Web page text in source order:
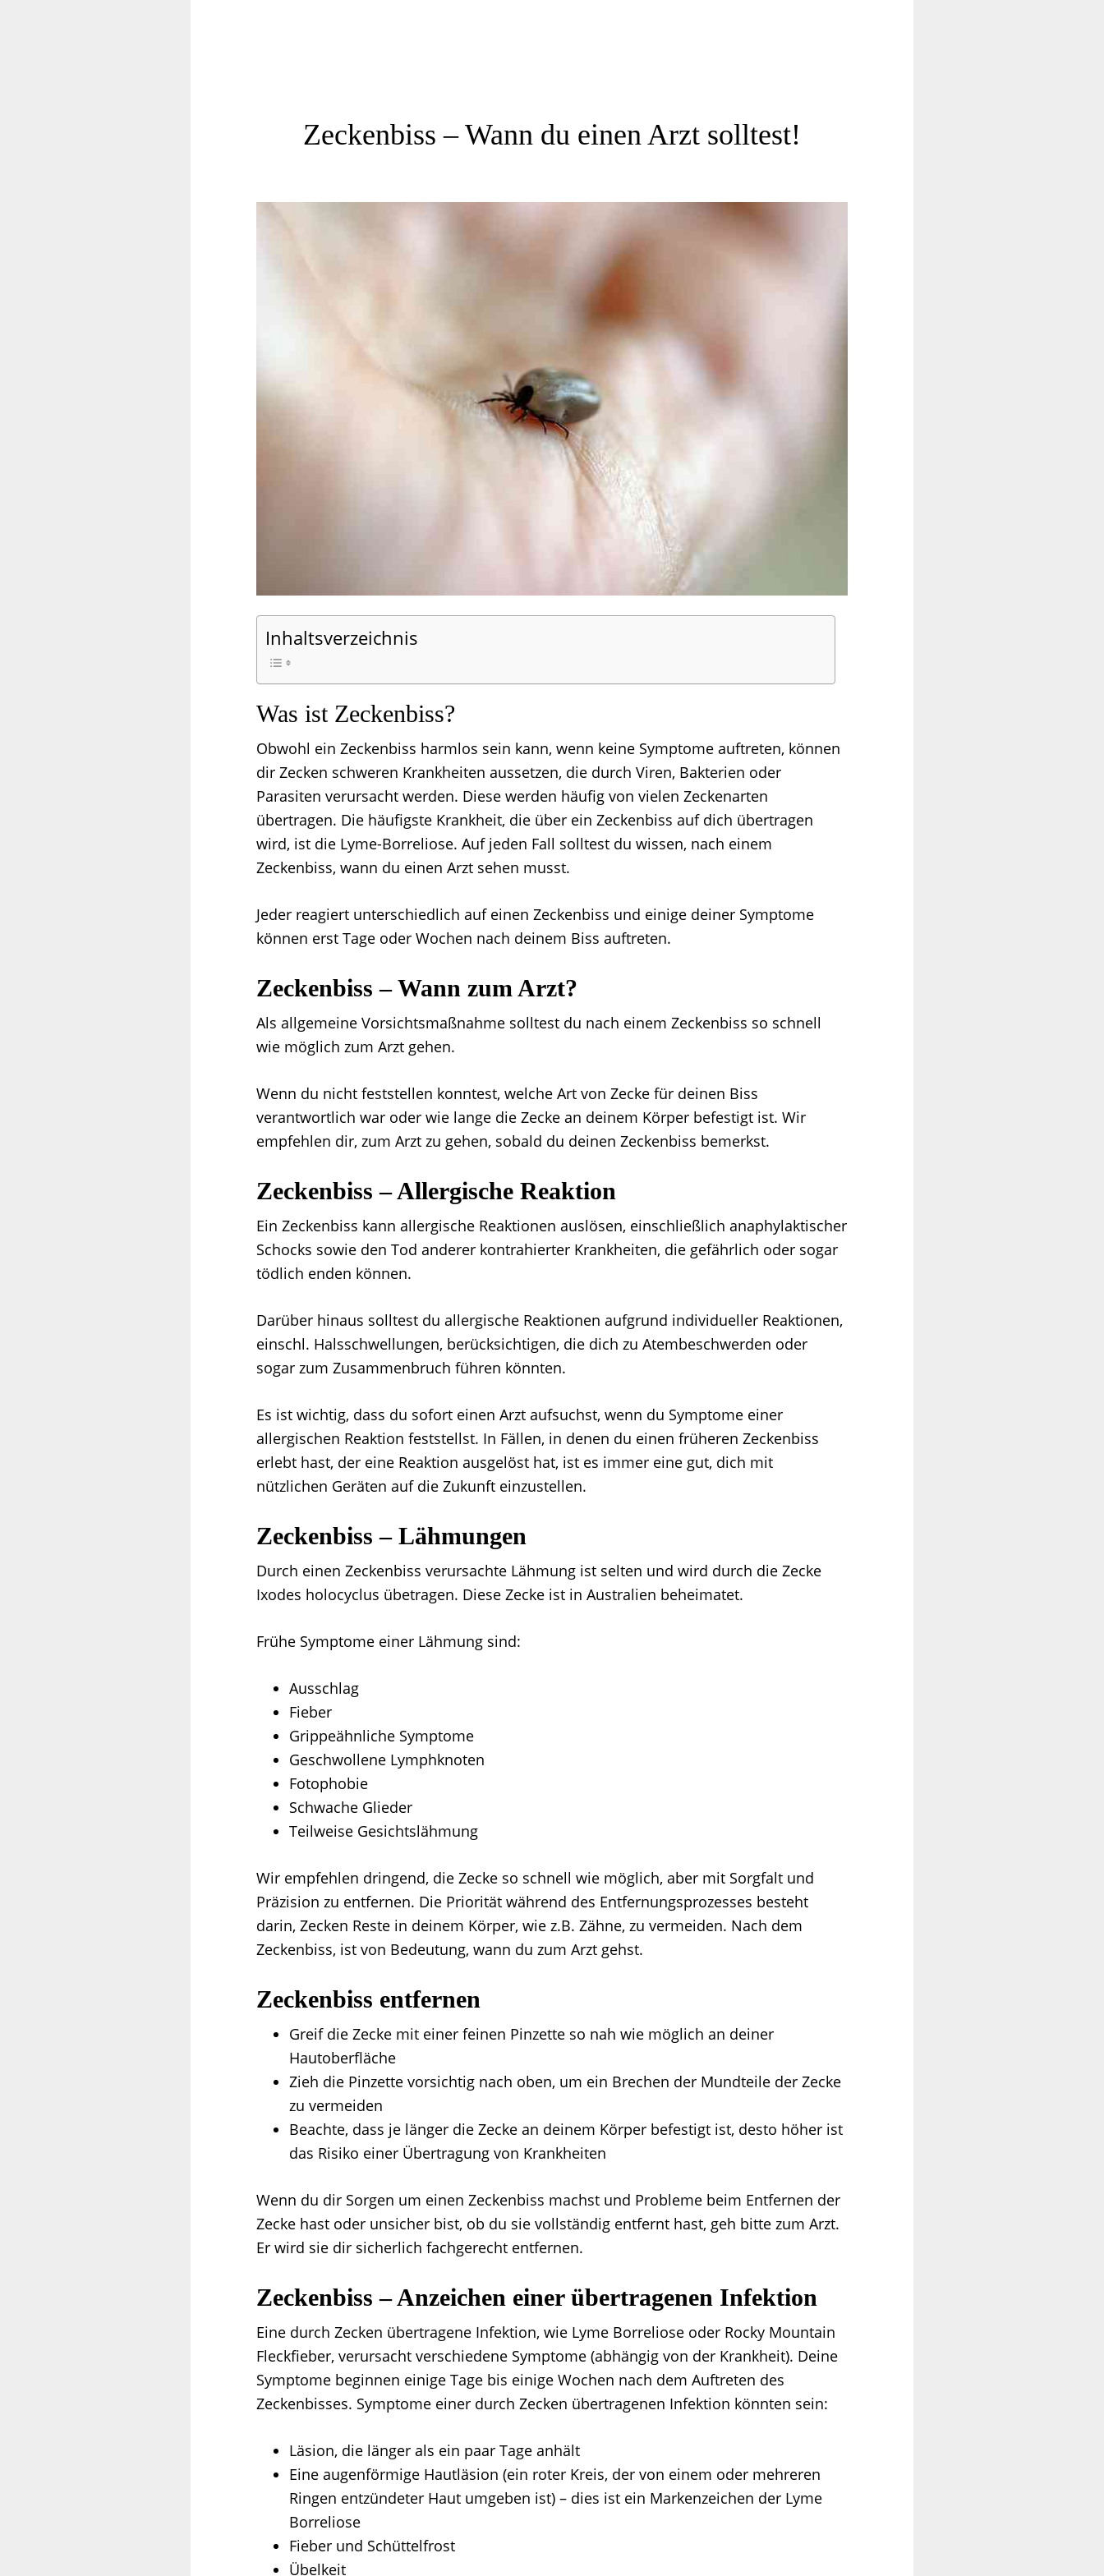
Zeckenbiss – Wann du einen Arzt solltest!
Inhaltsverzeichnis
Was ist Zeckenbiss?
Obwohl ein Zeckenbiss harmlos sein kann, wenn keine Symptome auftreten, können
dir Zecken schweren Krankheiten aussetzen, die durch Viren, Bakterien oder
Parasiten verursacht werden. Diese werden häufig von vielen Zeckenarten
übertragen. Die häufigste Krankheit, die über ein Zeckenbiss auf dich übertragen
wird, ist die Lyme-Borreliose. Auf jeden Fall solltest du wissen, nach einem
Zeckenbiss, wann du einen Arzt sehen musst.
Jeder reagiert unterschiedlich auf einen Zeckenbiss und einige deiner Symptome
können erst Tage oder Wochen nach deinem Biss auftreten.
Zeckenbiss – Wann zum Arzt?
Als allgemeine Vorsichtsmaßnahme solltest du nach einem Zeckenbiss so schnell
wie möglich zum Arzt gehen.
Wenn du nicht feststellen konntest, welche Art von Zecke für deinen Biss
verantwortlich war oder wie lange die Zecke an deinem Körper befestigt ist. Wir
empfehlen dir, zum Arzt zu gehen, sobald du deinen Zeckenbiss bemerkst.
Zeckenbiss –Allergische Reaktion
Ein Zeckenbiss kann allergische Reaktionen auslösen, einschließlich anaphylaktischer
Schocks sowie den Tod anderer kontrahierter Krankheiten, die gefährlich oder sogar
tödlich enden können.
Darüber hinaus solltest du allergische Reaktionen aufgrund individueller Reaktionen,
einschl. Halsschwellungen, berücksichtigen, die dich zu Atembeschwerden oder
sogar zum Zusammenbruch führen könnten.
Es ist wichtig, dass du sofort einen Arzt aufsuchst, wenn du Symptome einer
allergischen Reaktion feststellst. In Fällen, in denen du einen früheren Zeckenbiss
erlebt hast, der eine Reaktion ausgelöst hat, ist es immer eine gut, dich mit
nützlichen Geräten auf die Zukunft einzustellen.
Zeckenbiss – Lähmungen
Durch einen Zeckenbiss verursachte Lähmung ist selten und wird durch die Zecke
Ixodes holocyclus übetragen. Diese Zecke ist in Australien beheimatet.
Frühe Symptome einer Lähmung sind:
Ausschlag
Fieber
Grippeähnliche Symptome
Geschwollene Lymphknoten
Fotophobie
Schwache Glieder
Teilweise Gesichtslähmung
Wir empfehlen dringend, die Zecke so schnell wie möglich, aber mit Sorgfalt und
Präzision zu entfernen. Die Priorität während des Entfernungsprozesses besteht
darin, Zecken Reste in deinem Körper, wie z.B. Zähne, zu vermeiden. Nach dem
Zeckenbiss, ist von Bedeutung, wann du zum Arzt gehst.
Zeckenbiss entfernen
Greif die Zecke mit einer feinen Pinzette so nah wie möglich an deiner
Hautoberfläche
Zieh die Pinzette vorsichtig nach oben, um ein Brechen der Mundteile der Zecke
zu vermeiden
Beachte, dass je länger die Zecke an deinem Körper befestigt ist, desto höher ist
das Risiko einer Übertragung von Krankheiten
Wenn du dir Sorgen um einen Zeckenbiss machst und Probleme beim Entfernen der
Zecke hast oder unsicher bist, ob du sie vollständig entfernt hast, geh bitte zum Arzt.
Er wird sie dir sicherlich fachgerecht entfernen.
Zeckenbiss – Anzeichen einer übertragenen Infektion
Eine durch Zecken übertragene Infektion, wie Lyme Borreliose oder Rocky Mountain
Fleckfieber, verursacht verschiedene Symptome (abhängig von der Krankheit). Deine
Symptome beginnen einige Tage bis einige Wochen nach dem Auftreten des
Zeckenbisses. Symptome einer durch Zecken übertragenen Infektion könnten sein:
Läsion, die länger als ein paar Tage anhält
Eine augenförmige Hautläsion (ein roter Kreis, der von einem oder mehreren
Ringen entzündeter Haut umgeben ist) – dies ist ein Markenzeichen der Lyme
Borreliose
Fieber und Schüttelfrost
Übelkeit